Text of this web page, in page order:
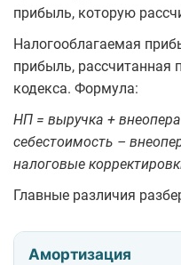
прибыль, которую
Налогооблагаемая
прибыль, рассчитанная
кодекса. Формула:
НП = выручка +
себестоимость –
налоговые
Главные различия
Различия между учетом
Причина различий
Амортизация